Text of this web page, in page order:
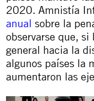
2020. Amnistía
anual sobre la
observarse que, si
general hacia la
algunos países la
aumentaron las